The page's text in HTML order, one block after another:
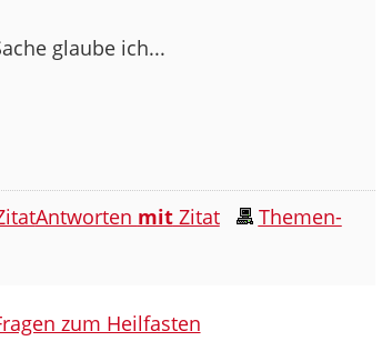
glaube ich...
Antworten mitZitat
Themen-
zum Heilfasten